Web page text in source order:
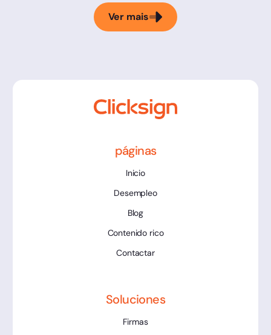
Ver mais
páginas
Inicio
Desempleo
Blog
Contenido rico
Contactar
Soluciones
Firmas